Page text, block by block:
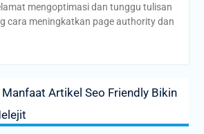
mengoptimasi dan tunggu tulisan
cara meningkatkan page authority dan
post:
Manfaat Artikel Seo Friendly Bikin